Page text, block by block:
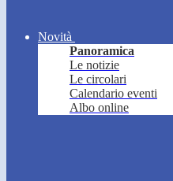
Novità
Panoramica
Le notizie
Le circolari
Calendario eventi
Albo online